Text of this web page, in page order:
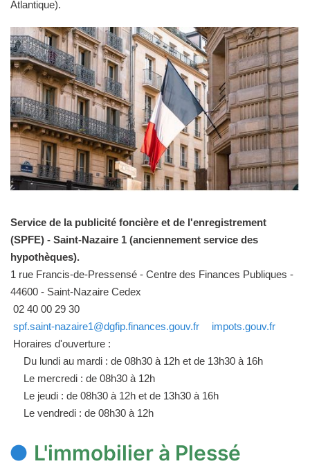
Atlantique).
Service de la publicité foncière et de l'enregistrement
(SPFE) - Saint-Nazaire 1 (anciennement service des
hypothèques).
1 rue Francis-de-Pressensé - Centre des Finances Publiques -
44600 - Saint-Nazaire Cedex
02 40 00 29 30
spf.saint-nazaire1@dgfip.finances.gouv.fr
impots.gouv.fr
Horaires d'ouverture :
Du lundi au mardi : de 08h30 à 12h et de 13h30 à 16h
Le mercredi : de 08h30 à 12h
Le jeudi : de 08h30 à 12h et de 13h30 à 16h
Le vendredi : de 08h30 à 12h
L'immobilier à Plessé